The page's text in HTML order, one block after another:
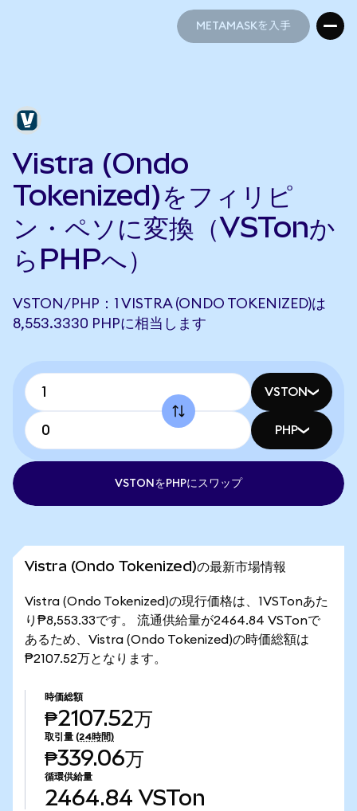
METAMASKを入手
Vistra (Ondo
Tokenized)をフィリピ
ン・ペソに変換（VSTonか
らPHPへ）
VSTON/PHP：1 VISTRA (ONDO TOKENIZED)は
8,553.3330 PHPに相当します
VSTON
PHP
VSTONをPHPにスワップ
Vistra (Ondo Tokenized)の最新市場情報
Vistra (Ondo Tokenized)の現行価格は、1VSTonあた
り₱8,553.33です。 流通供給量が2464.84 VSTonで
あるため、Vistra (Ondo Tokenized)の時価総額は
₱2107.52万となります。
時価総額
₱2107.52万
取引量 (24時間)
₱339.06万
循環供給量
2464.84 VSTon